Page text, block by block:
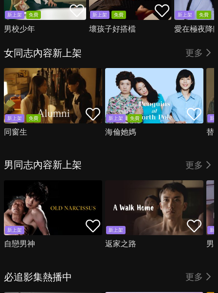
新上架 免費
男校少年
新上架 免費
壞孩子好搭檔
新上架 免費
愛在極夜降
女同志內容新上架 更多
新上架 免費
同窗生
新上架 免費
海倫她媽
新
替
男同志內容新上架 更多
新上架
自戀男神
新上架
返家之路
新
男
必追影集熱播中 更多